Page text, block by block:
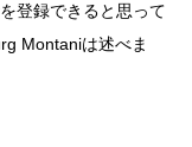
登録できると思って
Montaniは述べま